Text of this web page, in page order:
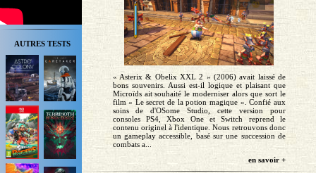
AUTRES TESTS
« Asterix & Obelix XXL 2 » (2006) avait laissé de
bons souvenirs. Aussi est-il logique et plaisant que
Microïds ait souhaité le moderniser alors que sort le
film « Le secret de la potion magique ». Confié aux
soins de d'OSome Studio, cette version pour
consoles PS4, Xbox One et Switch reprend le
contenu originel à l'identique. Nous retrouvons donc
un gameplay accessible, basé sur une succession de
combats a...
en savoir +